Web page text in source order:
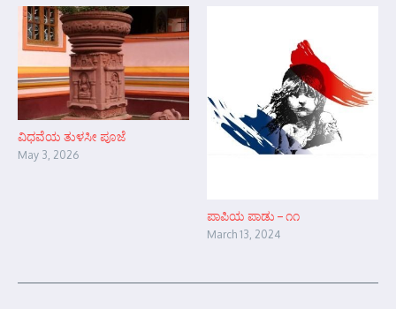
ವಿಧವೆಯ ತುಳಸೀ ಪೂಜೆ
May 3, 2026
ಪಾಪಿಯ ಪಾಡು – ೧೧
March 13, 2024